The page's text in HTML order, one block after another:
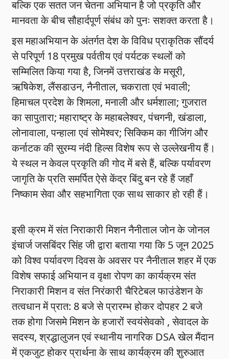
बल्कि एक सतत जन चेतना अभियान है जो प्रकृति और
मानवता के बीच सौहार्दपूर्ण संबंध को पुनः सशक्त करता है।
इस महाअभियान के अंतर्गत देश के विविध प्राकृतिक सौंदर्य
से परिपूर्ण 18 प्रमुख पर्वतीय एवं पर्यटक स्थलों को
सम्मिलित किया गया है, जिनमें उत्तराखंड के मसूरी,
ऋषिकेश, लैंसडाउन, नैनीताल, चकराता एवं भवाली;
हिमाचल प्रदेश के शिमला, मनाली और धर्मशाला; गुजरात
का सापुतारा; महाराष्ट्र के महाबलेश्वर, पंचगनी, खंडाला,
लोनावाला, पन्हाला एवं सोमेश्वर; सिक्किम का गीजिंग और
कर्नाटक की सुरम्य नंदी हिल्स विशेष रूप से उल्लेखनीय हैं।
ये स्थल न केवल प्रकृति की गोद में बसे हैं, बल्कि पर्यावरण
जागृति के प्रति समर्पित ऐसे केंद्र बिंदु बन रहे हैं जहाँ
निष्काम सेवा और सहभागिता एक साथ साकार हो रही हैं।
इसी क्रम में संत निराकारी मिशन नैनीताल जोन के जोनल
इंचार्ज जसबिंदर सिंह जी द्वारा बताया गया कि 5 जून 2025
को विश्व पर्यावरण दिवस के अवसर पर नैनीताल शहर में एक
विशेष सफाई अभियान व वृक्षा रोपण का कार्यक्रम संत
निराकारी मिशन व संत निरंकारी चैरिटेबल फाउंडेशन के
तत्वधान में प्रात: 8 बजे से प्रारम्भ होकर दोपहर 2 बजे
तक होगा जिसमे मिशन के हजारों स्वयंसेवको , सेवादल के
सदस्य, श्रद्धालुजन एवं स्थानीय नागरिक DSA खेल मैंदान
में एकजुट होकर प्रार्थना के साथ कार्यक्रम की शुरुआत